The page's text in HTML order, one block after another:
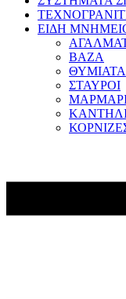
ΕΙΔΗ
ΒΑΖΑ
ΘΥΜΙΑΤΑ
ΣΤΑΥΡΟΙ